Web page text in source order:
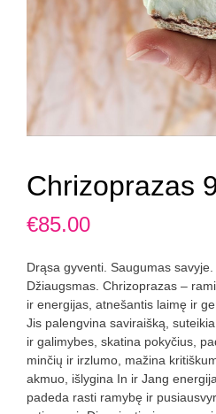
Chrizoprazas
€85.00
Drąsa gyventi. Saugumas savyje.
Džiaugsmas. Chrizoprazas –
ir energijas, atnešantis laimę ir
Jis palengvina saviraišką,
ir galimybes, skatina pokyčius,
minčių ir irzlumo, mažina
akmuo, išlygina In ir Jang
padeda rasti ramybę ir